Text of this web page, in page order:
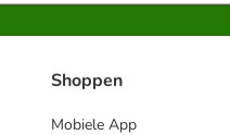
Shoppen
Mobiele App